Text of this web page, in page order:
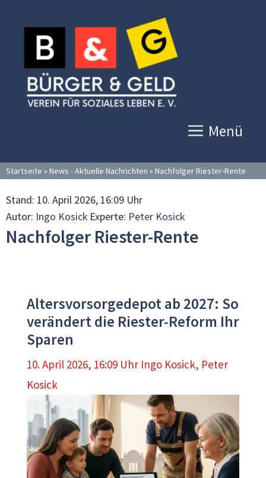
Inhalt
springen
Menü
Startseite » News - Aktuelle Nachrichten » Nachfolger Riester-Rente
Stand: 10. April 2026, 16:09 Uhr
Autor: Ingo Kosick Experte: Peter Kosick
Nachfolger Riester-Rente
Altersvorsorgedepot ab 2027: So
verändert die Riester-Reform Ihr
Sparen
10. April 2026, 16:09 Uhr Ingo Kosick, Peter
Kosick